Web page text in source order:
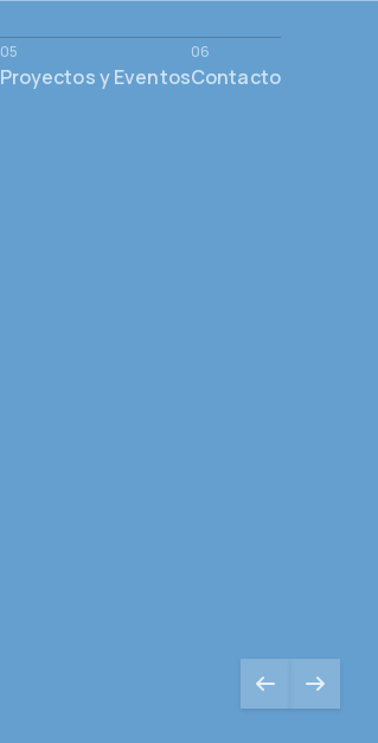
Proyectos y EventosContacto